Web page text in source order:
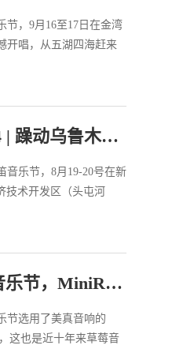
节，9月16至17日在金湾
开唱，从五湖四海赶来
海金湾奔赴一场热情的
MiniRay14 | 躁动乌鲁木齐迷笛音乐节
音乐节，8月19-20号在新
技术开发区（头屯河
纺服中心躁动开演。
武汉草莓音乐节，MiniRay14首次惊艳亮相！
节选用了美真音响的
这也是近十年来草莓音